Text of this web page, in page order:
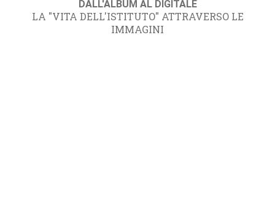
DALL'ALBUM AL DIGITALE
LA "VITA DELL'ISTITUTO" ATTRAVERSO LE
IMMAGINI